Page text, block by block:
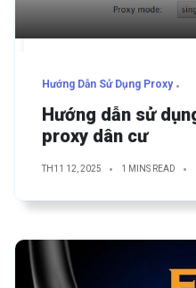
Hướng Dẫn Sử Dụng Proxy
Hướng dẫn sử
proxy dân cư
TH11 12, 2025 1 MINS READ